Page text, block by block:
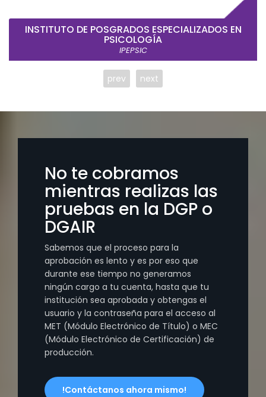
INSTITUTO DE POSGRADOS ESPECIALIZADOS EN
PSICOLOGÍA
IPEPSIC
prev next
No te cobramos
mientras realizas las
pruebas en la DGP o
DGAIR
Sabemos que el proceso para la
aprobación es lento y es por eso que
durante ese tiempo no generamos
ningún cargo a tu cuenta, hasta que tu
institución sea aprobada y obtengas el
usuario y la contraseña para el acceso al
MET (Módulo Electrónico de Título) o MEC
(Módulo Electrónico de Certificación) de
producción.
!Contáctanos ahora mismo!